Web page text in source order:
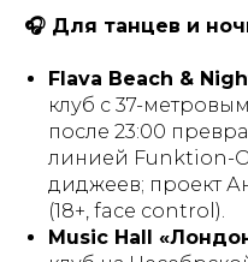
🎧 Для танцев и
Flava Beach &
клуб c 37-
после 23:00
линией Funktion-
диджеев; проект
(18+, face control).
Music Hall